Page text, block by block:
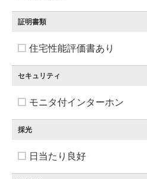
証明書類
住宅性能評価書あり
セキュリティ
モニタ付インターホン
採光
日当たり良好